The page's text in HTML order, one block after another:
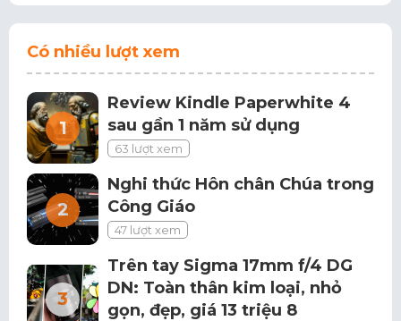
Có nhiều lượt xem
Review Kindle Paperwhite 4
sau gần 1 năm sử dụng
63 lượt xem
Nghi thức Hôn chân Chúa trong
Công Giáo
47 lượt xem
Trên tay Sigma 17mm f/4 DG
DN: Toàn thân kim loại, nhỏ
gọn, đẹp, giá 13 triệu 8